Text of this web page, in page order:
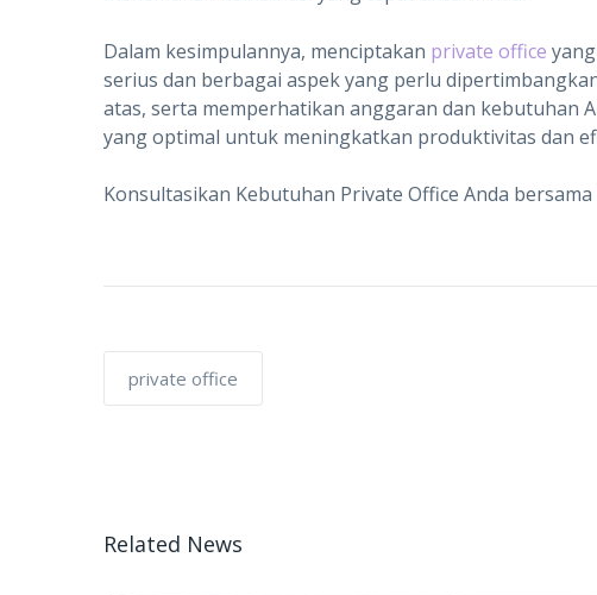
Dalam kesimpulannya, menciptakan private office
serius dan berbagai aspek yang perlu
atas, serta memperhatikan anggaran dan kebutuhan
yang optimal untuk meningkatkan produktivitas dan
Konsultasikan Kebutuhan Private Office Anda bersama
private office
Related News